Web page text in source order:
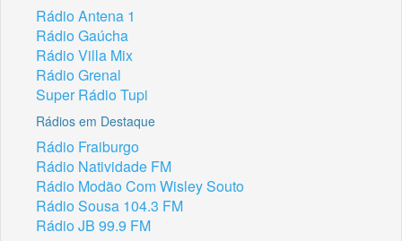
Rádio Antena 1
Rádio Gaúcha
Rádio Villa Mix
Rádio Grenal
Super Rádio Tupi
Rádios em Destaque
Rádio Fraiburgo
Rádio Natividade FM
Rádio Modão Com Wisley Souto
Rádio Sousa 104.3 FM
Rádio JB 99.9 FM